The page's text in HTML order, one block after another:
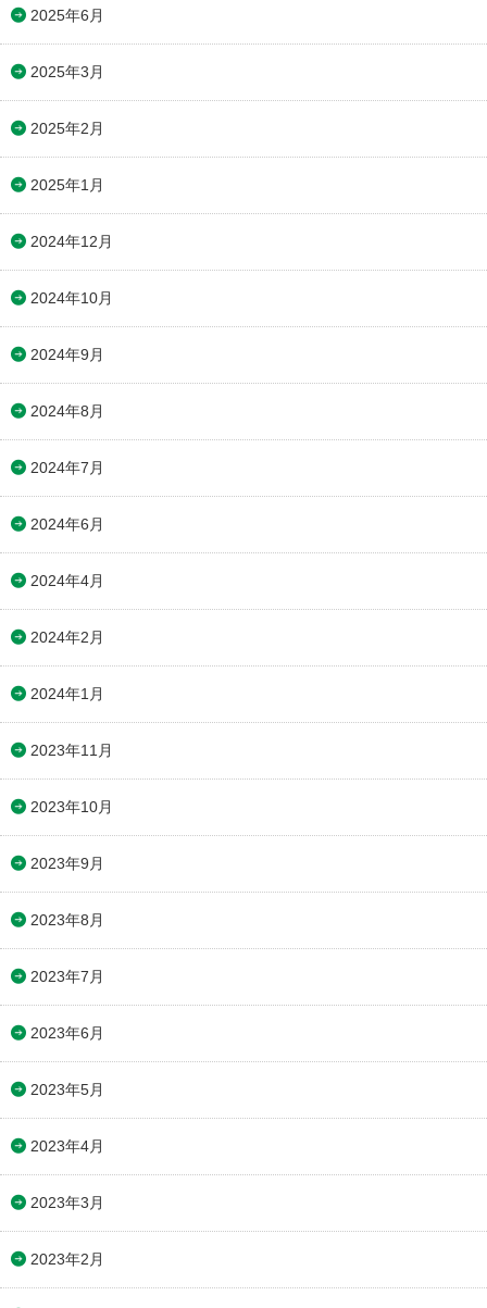
2025年6月
2025年3月
2025年2月
2025年1月
2024年12月
2024年10月
2024年9月
2024年8月
2024年7月
2024年6月
2024年4月
2024年2月
2024年1月
2023年11月
2023年10月
2023年9月
2023年8月
2023年7月
2023年6月
2023年5月
2023年4月
2023年3月
2023年2月